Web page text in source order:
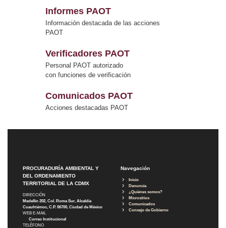
Informes PAOT
Información destacada de las acciones
PAOT
Verificadores PAOT
Personal PAOT autorizado
con funciones de verificación
Comunicados PAOT
Acciones destacadas PAOT
PROCURADURÍA AMBIENTAL Y
DEL ORDENAMIENTO
TERRITORIAL DE LA CDMX
DIRECCIÓN
Medellín 202, Col. Roma Sur, Alcaldía
Cuauhtémoc, C.P. 06700, Ciudad de México
WEB E-MAIL
Correo Institucional
TELÉFONO
Navegación
Inicio
Denuncia
¿Quiénes somos?
Micrositios
Comunicados
Consejo de Gobierno